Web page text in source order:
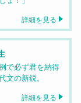
詳細を見る
で必ず君を納得
文の新鋭。
詳細を見る